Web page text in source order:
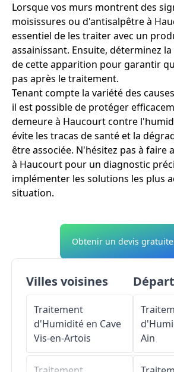
Lorsque vos murs montrent des
moisissures ou d'antisalpêtre à
essentiel de les traiter avec un
assainissant. Ensuite, déterminez
de cette apparition pour garantir
pas après le traitement.
Tenant compte la variété des
il est possible de protéger
demeure à Haucourt contre
évite les tracas de santé et la
être associée. N'hésitez pas à faire
à Haucourt pour un diagnostic
implémenter les solutions les plus
situation.
Obtenir un devis
Villes voisines
Traitement
d'Humidité en Cave
Vis-en-Artois
Ain